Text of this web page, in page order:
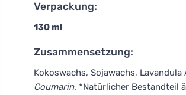
Verpackung:
130 ml
Zusammensetzung:
Kokoswachs, Sojawachs,
Coumarin. *Natürlicher Bestandteil